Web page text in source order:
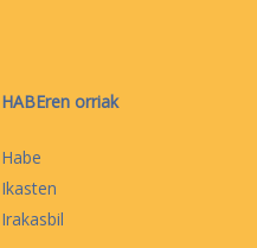
HABEren orriak
Habe
Ikasten
Irakasbil